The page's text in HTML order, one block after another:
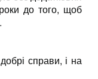
до того, щоб
справи, і на